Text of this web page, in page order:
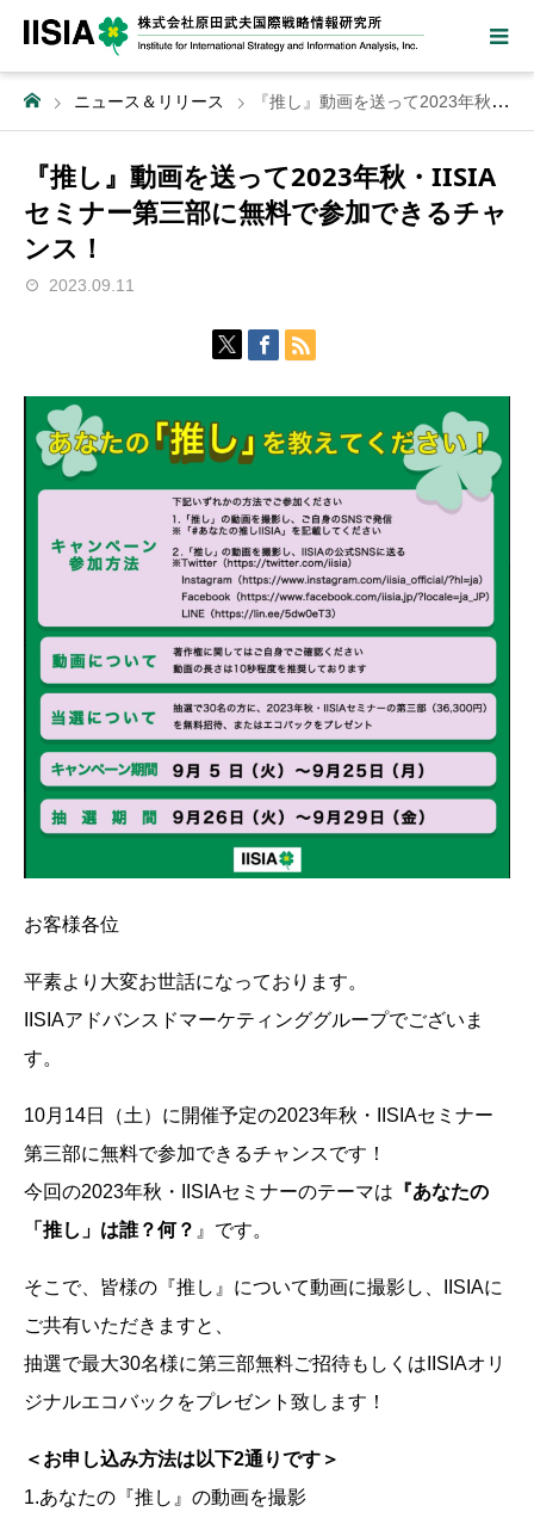
ニュース＆リリース 『推し』動画を送って2023年秋・IISIAセミナー第三部に無料で参加できるチャンス！
『推し』動画を送って2023年秋・IISIA
セミナー第三部に無料で参加できるチャ
ンス！
2023.09.11
お客様各位
平素より大変お世話になっております。
IISIAアドバンスドマーケティンググループでございま
す。
10月14日（土）に開催予定の2023年秋・IISIAセミナー
第三部に無料で参加できるチャンスです！
今回の2023年秋・IISIAセミナーのテーマは 『あなたの
「推し」は誰？何？ 』です。
そこで、皆様の『推し』について動画に撮影し、IISIAに
ご共有いただきますと、
抽選で最大30名様に第三部無料ご招待もしくはIISIAオリ
ジナルエコバックをプレゼント致します！
＜お申し込み方法は以下2通りです＞
1.あなたの『推し』の動画を撮影